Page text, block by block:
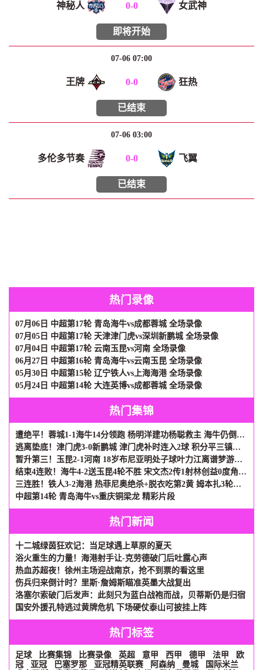
神秘人 0-0 女武神
即将开始
07-06 07:00
王牌 0-0 狂热
已结束
07-06 03:00
多伦多节奏 0-0 飞翼
已结束
热门录像
07月06日 中超第17轮 青岛海牛vs成都蓉城 全场录像
07月05日 中超第17轮 天津津门虎vs深圳新鹏城 全场录像
07月04日 中超第17轮 云南玉昆vs河南 全场录像
06月27日 中超第16轮 青岛海牛vs云南玉昆 全场录像
05月30日 中超第15轮 辽宁铁人vs上海海港 全场录像
05月24日 中超第14轮 大连英博vs成都蓉城 全场录像
热门集锦
遭绝平！蓉城1-1海牛14分领跑 杨明洋建功杨聪救主 海牛仍倒数第3
逃离垫底！津门虎3-0新鹏城 津门虎补时连入2球 积分平三镇升第15
暂升第三！玉昆2-1河南 18岁布尼亚明处子球叶力江离谱梦游送礼
结束4连败！海牛4-2送玉昆4轮不胜 宋文杰2传1射林创益0度角破门
三连胜！铁人3-2海港 热菲尼奥绝杀+脱衣吃第2黄 姆本扎3轮轰6球
中超第14轮 青岛海牛vs重庆铜梁龙 精彩片段
热门新闻
十二城绿茵狂欢记：当足球遇上草原的夏天
浴火重生的力量！海港射手让-克劳德破门后吐露心声
热血苏超夜！徐州主场迎战南京，抢不到票的看这里
伤兵归来倒计时？里斯·詹姆斯瞄准英墨大战复出
洛塞尔索破门后发声：此刻只为蓝白战袍而战，贝蒂斯仍是归宿
国安外援孔特逃过黄牌危机 下场硬仗泰山可披挂上阵
热门标签
足球 比赛集锦 比赛录像 英超 意甲 西甲 德甲 法甲
欧
冠
亚冠 巴塞罗那 亚冠精英联赛 阿森纳 曼城
国际米兰